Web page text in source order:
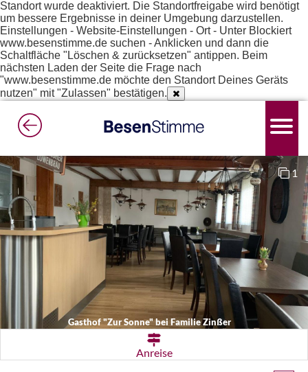
Standort wurde deaktiviert. Die Standortfreigabe wird benötigt
um bessere Ergebnisse in deiner Umgebung darzustellen.
Einstellungen - Website-Einstellungen - Ort - Unter Blockiert
www.besenstimme.de suchen - Anklicken und dann die
Schaltfläche "Löschen & zurücksetzen" antippen. Beim
nächsten Laden der Seite die Frage nach
"www.besenstimme.de möchte den Standort Deines Geräts
nutzen" mit "Zulassen" bestätigen.
Gasthof "Zur Sonne" bei Familie Zinßer
1
Anreise